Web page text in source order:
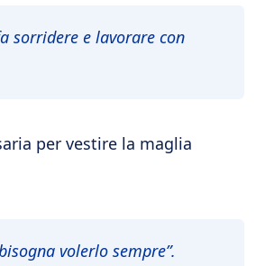
sorridere e lavorare con
per vestire la maglia
volerlo sempre”.